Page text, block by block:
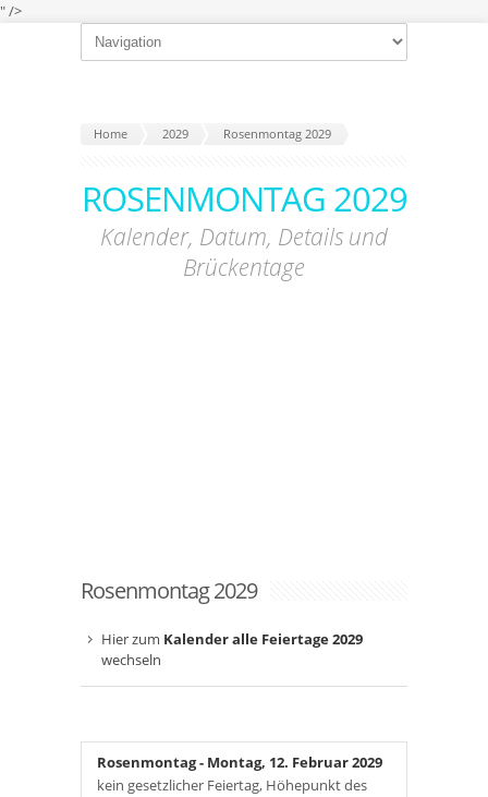
" />
Home 2029 Rosenmontag 2029
ROSENMONTAG 2029
Kalender, Datum, Details und
Brückentage
Rosenmontag 2029
Hier zum Kalender alle Feiertage 2029
wechseln
Rosenmontag- Montag, 12. Februar 2029
kein gesetzlicher Feiertag, Höhepunkt des